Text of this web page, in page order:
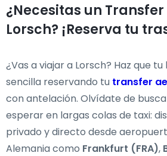
¿Necesitas un
Lorsch? ¡Reserva tu
¿Vas a viajar a Lorsch? Haz que
sencilla reservando tu transfer
con antelación. Olvídate de
esperar en largas colas de taxi:
privado y directo desde
Alemania como Frankfurt (FRA),